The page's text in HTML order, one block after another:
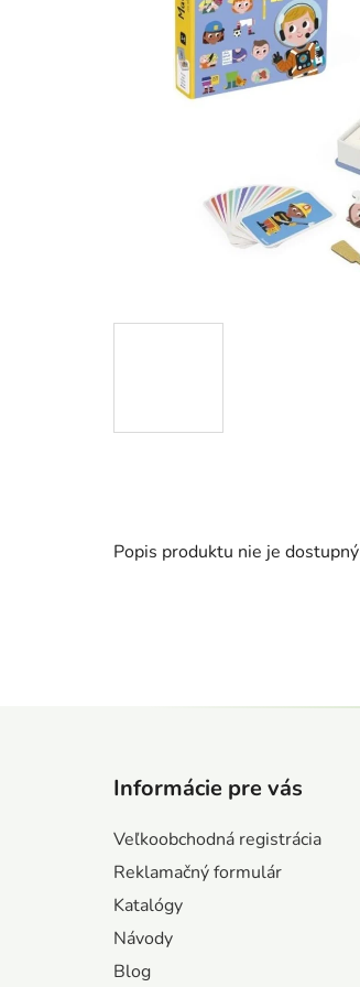
Popis produktu nie je dostupný
Informácie pre vás
Veľkoobchodná registrácia
Reklamačný formulár
Katalógy
Návody
Blog